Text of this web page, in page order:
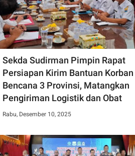
Sekda Sudirman Pimpin Rapat
Persiapan Kirim Bantuan Korban
Bencana 3 Provinsi, Matangkan
Pengiriman Logistik dan Obat
Rabu, Desember 10, 2025